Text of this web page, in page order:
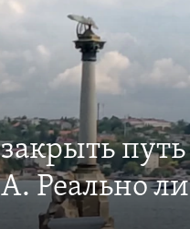
путь
Реально ли